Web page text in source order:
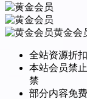
黄金会
全站资源折
本站会员禁
禁
部分内容免